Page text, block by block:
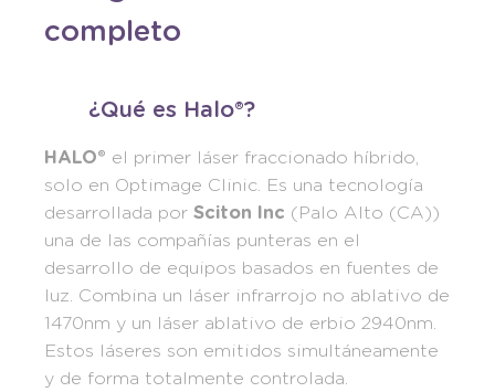
completo
¿Qué es Halo®?
HALO® el primer láser fraccionado híbrido,
solo en Optimage Clinic. Es una tecnología
desarrollada por Sciton Inc (Palo Alto (CA))
una de las compañías punteras en el
desarrollo de equipos basados en fuentes de
luz. Combina un láser infrarrojo no ablativo de
1470nm y un láser ablativo de erbio 2940nm.
Estos láseres son emitidos simultáneamente
y de forma totalmente controlada.